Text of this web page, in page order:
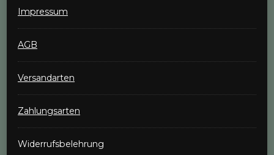
Impressum
AGB
Versandarten
Zahlungsarten
Widerrufsbelehrung